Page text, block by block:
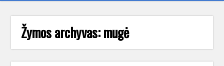
Žymos archyvas:mugė